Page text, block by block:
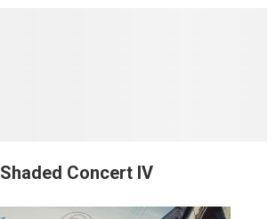
Shaded Concert IV